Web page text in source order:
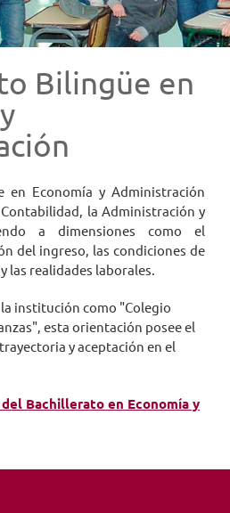
COMUNIDAD
AGENDA
NOVEDADES
AQUÍ
INTRANET
Bilingüe en
en Economía y Administración
la Administración y
a dimensiones como el
del ingreso, las condiciones de
las realidades laborales.
institución como "Colegio
esta orientación posee el
y aceptación en el
Bachillerato en Economía y